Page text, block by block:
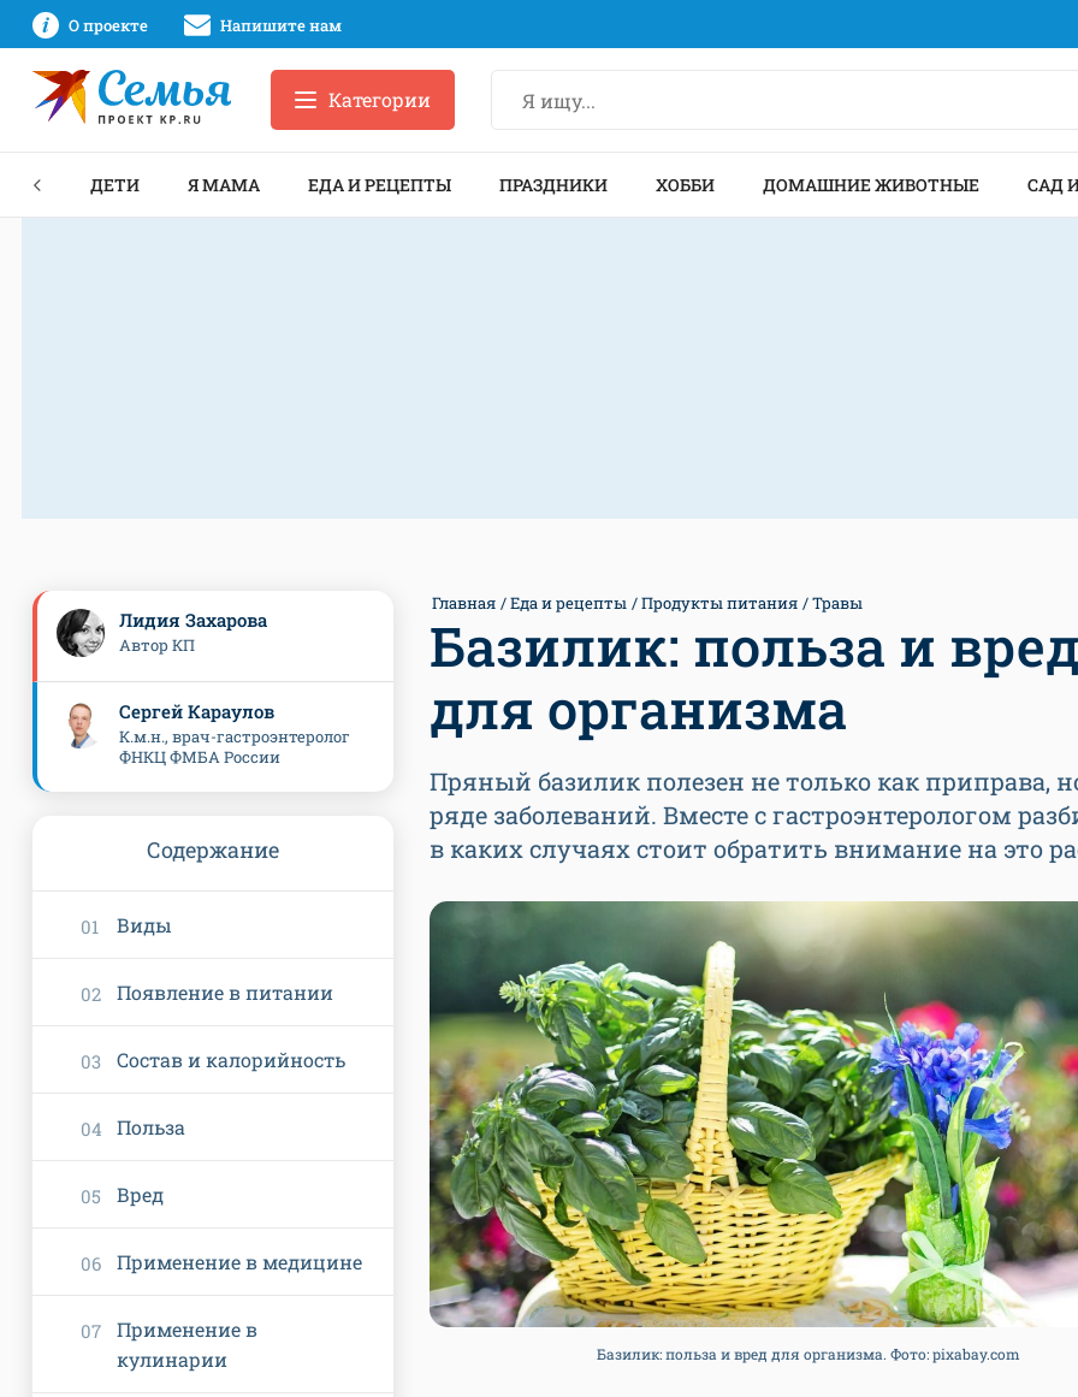
О проекте Напишите нам
Категории
ДЕТИ Я МАМА ЕДА И РЕЦЕПТЫ ПРАЗДНИКИ ХОББИ ДОМАШНИЕ ЖИВОТНЫЕ САД
Главная Еда и рецепты Продукты питания Травы
Базилик: польза и вред
для организма
Пряный базилик полезен не только как приправа,
ряде заболеваний. Вместе с гастроэнтерологом
в каких случаях стоит обратить внимание на это
Базилик: польза и вред для организма. Фото: pixabay.com
Лидия Захарова
Автор КП
Сергей Караулов
К.м.н., врач-гастроэнтеролог
ФНКЦ ФМБА России
Содержание
Виды
Появление в питании
Состав и калорийность
Польза
Вред
Применение в медицине
Применение в
кулинарии